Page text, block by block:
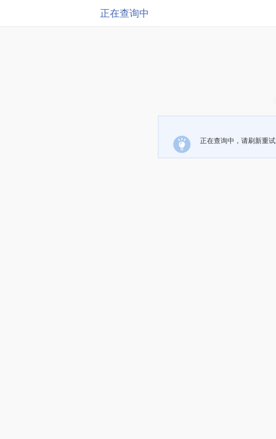
正在查询中
正在查询中，请刷新重试